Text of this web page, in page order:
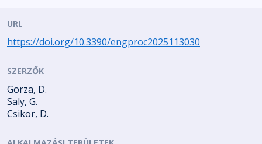
URL
https://doi.org/10.3390/engproc2025113030
SZERZŐK
Gorza, D.
Saly, G.
Csikor, D.